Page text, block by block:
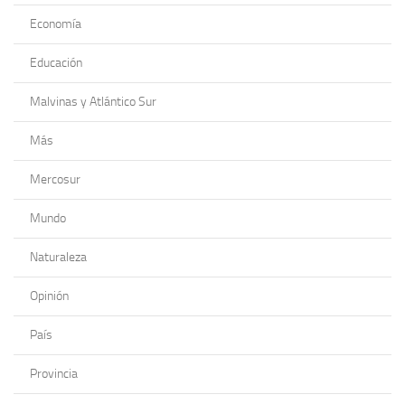
Economía
Educación
Malvinas y Atlántico Sur
Más
Mercosur
Mundo
Naturaleza
Opinión
País
Provincia